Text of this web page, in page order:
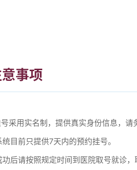
事项
采用实名制，提供真实身份信息，请
目前只提供7天内的预约挂号。
后请按照规定时间到医院取号就诊，